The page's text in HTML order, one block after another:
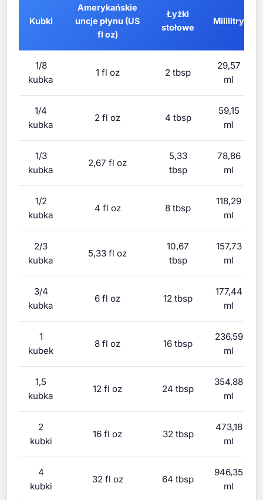
Kubki
Amerykańskie
uncje płynu (US
fl oz)
Łyżki
stołowe
Mililitry
1/8
kubka
1 fl oz 2 tbsp
29,57
ml
1/4
kubka
2 fl oz 4 tbsp
59,15
ml
1/3
kubka
2,67 fl oz
5,33
tbsp
78,86
ml
1/2
kubka
4 fl oz 8 tbsp
118,29
ml
2/3
kubka
5,33 fl oz
10,67
tbsp
157,73
ml
3/4
kubka
6 fl oz 12 tbsp
177,44
ml
1
kubek
8 fl oz 16 tbsp
236,59
ml
1,5
kubka
12 fl oz 24 tbsp
354,88
ml
2
kubki
16 fl oz 32 tbsp
473,18
ml
4
kubki
32 fl oz 64 tbsp
946,35
ml